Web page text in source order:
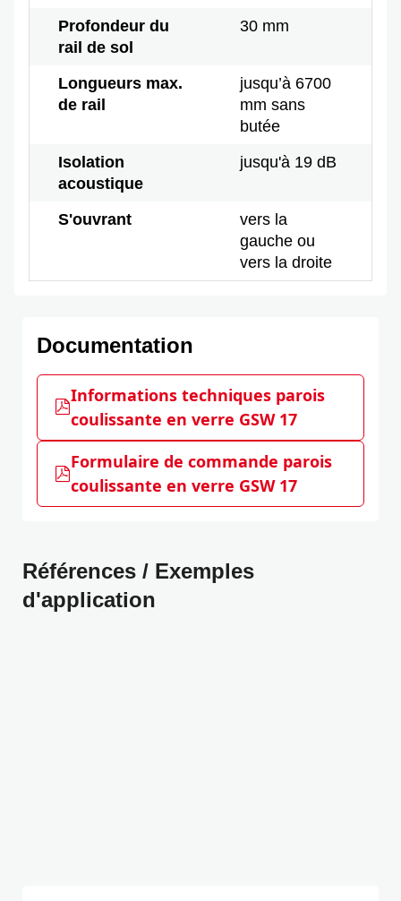
Profondeur du
rail de sol
30 mm
Longueurs max.
de rail
jusqu’à 6700
mm sans
butée
Isolation
acoustique
jusqu'à 19 dB
S'ouvrant
vers la
gauche ou
vers la droite
Documentation
Informations techniques parois
coulissante en verre GSW 17
Formulaire de commande parois
coulissante en verre GSW 17
Références / Exemples
d'application